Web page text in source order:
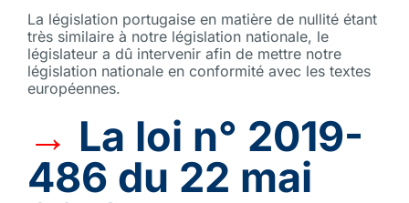
La législation portugaise en matière de nullité étant
très similaire à notre législation nationale, le
législateur a dû intervenir afin de mettre notre
législation nationale en conformité avec les textes
européennes.
→ La loi n° 2019-
486 du 22 mai